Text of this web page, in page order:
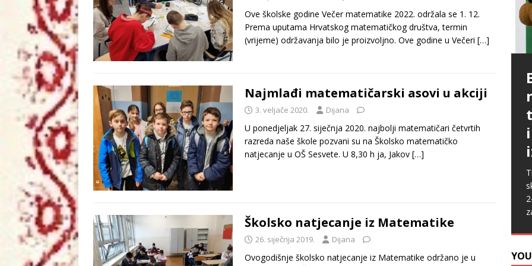
Ove školske godine Večer matematike 2022. održala se 1. 12.
Prema uputama Hrvatskog matematičkog društva, termin
(vrijeme) održavanja bilo je proizvoljno. Ove godine u Večeri […]
Najmlađi matematičarski asovi u akciji
3. veljače 2020. Dijana
U ponedjeljak 27. siječnja 2020. najbolji matematičari četvrtih
razreda naše škole pozvani su na Školsko matematičko
natjecanje u OŠ Sesvete. U 8,30 h ja, Jakov […]
Školsko natjecanje iz Matematike
26. siječnja 2019. Dijana
Ovogodišnje školsko natjecanje iz Matematike održano je u
[…]